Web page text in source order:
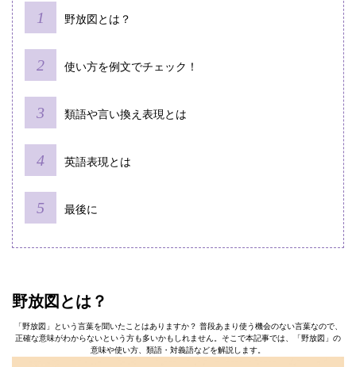
野放図とは？
使い方を例文でチェック！
類語や言い換え表現とは
英語表現とは
最後に
野放図とは？
「野放図」という言葉を聞いたことはありますか？ 普段あまり使う機会のない言葉なので、
正確な意味がわからないという方も多いかもしれません。そこで本記事では、「野放図」の
意味や使い方、類語・対義語などを解説します。